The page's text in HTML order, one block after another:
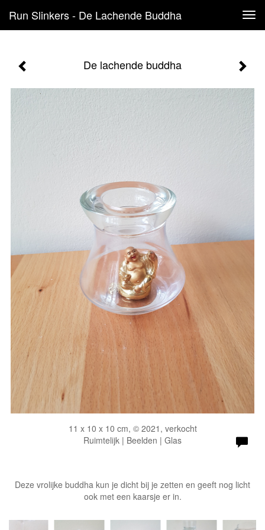
Run Slinkers - De Lachende Buddha
De lachende buddha
11 x 10 x 10 cm, © 2021, verkocht
Ruimtelijk | Beelden | Glas
Deze vrolijke buddha kun je dicht bij je zetten en geeft nog licht
ook met een kaarsje er in.